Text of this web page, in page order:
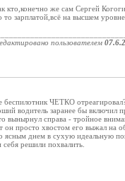
кто,конечно же сам Сергей
то зарплатой,всё на высшем уровне.
пользователем
беспилотник ЧЕТКО
водитель заранее бы включил
вынырнул справа - тройное
он просто хвостом его выжал на
ясным днем в сухую идеальную
себя решили похвалить.